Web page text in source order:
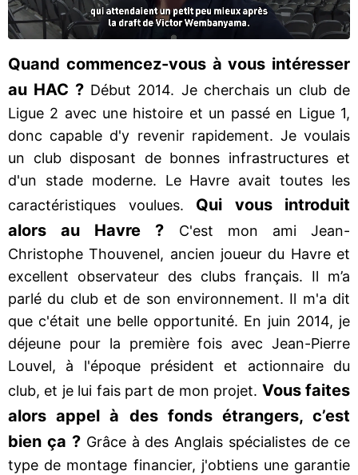
Quand commencez-vous à vous intéresser
au HAC ? Début 2014. Je cherchais un club de
Ligue 2 avec une histoire et un passé en Ligue 1,
donc capable d'y revenir rapidement. Je voulais
un club disposant de bonnes infrastructures et
d'un stade moderne. Le Havre avait toutes les
caractéristiques voulues. Qui vous introduit
alors au Havre ? C'est mon ami Jean-
Christophe Thouvenel, ancien joueur du Havre et
excellent observateur des clubs français. Il m’a
parlé du club et de son environnement. Il m'a dit
que c'était une belle opportunité. En juin 2014, je
déjeune pour la première fois avec Jean-Pierre
Louvel, à l'époque président et actionnaire du
club, et je lui fais part de mon projet. Vous faites
alors appel à des fonds étrangers, c’est
bien ça ? Grâce à des Anglais spécialistes de ce
type de montage financier, j'obtiens une garantie